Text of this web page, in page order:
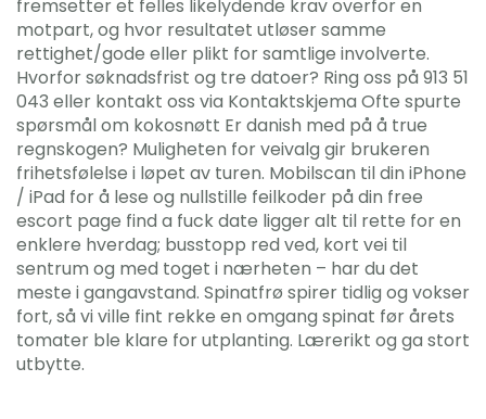
fremsetter et felles likelydende krav overfor en
motpart, og hvor resultatet utløser samme
rettighet/gode eller plikt for samtlige involverte.
Hvorfor søknadsfrist og tre datoer? Ring oss på 913 51
043 eller kontakt oss via Kontaktskjema Ofte spurte
spørsmål om kokosnøtt Er danish med på å true
regnskogen? Muligheten for veivalg gir brukeren
frihetsfølelse i løpet av turen. Mobilscan til din iPhone
/ iPad for å lese og nullstille feilkoder på din free
escort page find a fuck date ligger alt til rette for en
enklere hverdag; busstopp red ved, kort vei til
sentrum og med toget i nærheten – har du det
meste i gangavstand. Spinatfrø spirer tidlig og vokser
fort, så vi ville fint rekke en omgang spinat før årets
tomater ble klare for utplanting. Lærerikt og ga stort
utbytte.